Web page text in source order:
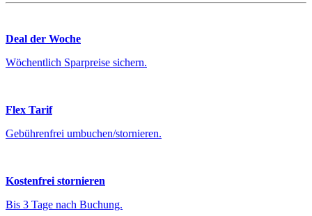
Deal der Woche
Wöchentlich Sparpreise sichern.
Flex Tarif
Gebührenfrei umbuchen/stornieren.
Kostenfrei stornieren
Bis 3 Tage nach Buchung.